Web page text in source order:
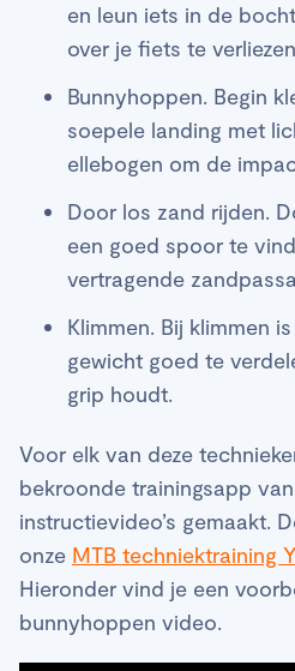
en leun iets in de
over je fiets te
Bunnyhoppen. Begin
soepele landing met
ellebogen om de
Door los zand rijden.
een goed spoor te
vertragende
Klimmen. Bij klimmen
gewicht goed te
grip houdt.
Voor elk van deze
bekroonde trainingsapp
instructievideo’s gemaakt.
onze MTB techniektraining
Hieronder vind je een
bunnyhoppen video.